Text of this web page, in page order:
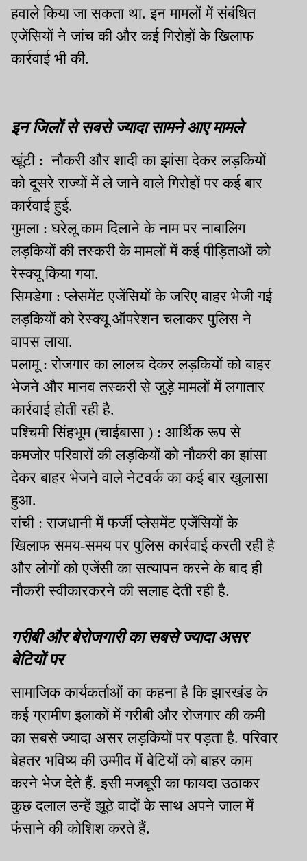
हवाले किया जा सकता था. इन मामलों में संबंधित
एजेंसियों ने जांच की और कई गिरोहों के खिलाफ
कार्रवाई भी की.
इन जिलों से सबसे ज्यादा सामने आए मामले
खूंटी : नौकरी और शादी का झांसा देकर लड़कियों
को दूसरे राज्यों में ले जाने वाले गिरोहों पर कई बार
कार्रवाई हुई.
गुमला : घरेलू काम दिलाने के नाम पर नाबालिग
लड़कियों की तस्करी के मामलों में कई पीड़िताओं को
रेस्क्यू किया गया.
सिमडेगा : प्लेसमेंट एजेंसियों के जरिए बाहर भेजी गई
लड़कियों को रेस्क्यू ऑपरेशन चलाकर पुलिस ने
वापस लाया.
पलामू : रोजगार का लालच देकर लड़कियों को बाहर
भेजने और मानव तस्करी से जुड़े मामलों में लगातार
कार्रवाई होती रही है.
पश्चिमी सिंहभूम (चाईबासा ) : आर्थिक रूप से
कमजोर परिवारों की लड़कियों को नौकरी का झांसा
देकर बाहर भेजने वाले नेटवर्क का कई बार खुलासा
हुआ.
रांची : राजधानी में फर्जी प्लेसमेंट एजेंसियों के
खिलाफ समय-समय पर पुलिस कार्रवाई करती रही है
और लोगों को एजेंसी का सत्यापन करने के बाद ही
नौकरी स्वीकारकरने की सलाह देती रही है.
गरीबी और बेरोजगारी का सबसे ज्यादा असर
बेटियों पर
सामाजिक कार्यकर्ताओं का कहना है कि झारखंड के
कई ग्रामीण इलाकों में गरीबी और रोजगार की कमी
का सबसे ज्यादा असर लड़कियों पर पड़ता है. परिवार
बेहतर भविष्य की उम्मीद में बेटियों को बाहर काम
करने भेज देते हैं. इसी मजबूरी का फायदा उठाकर
कुछ दलाल उन्हें झूठे वादों के साथ अपने जाल में
फंसाने की कोशिश करते हैं.